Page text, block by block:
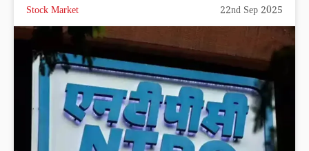
Stock Market 22nd Sep 2025